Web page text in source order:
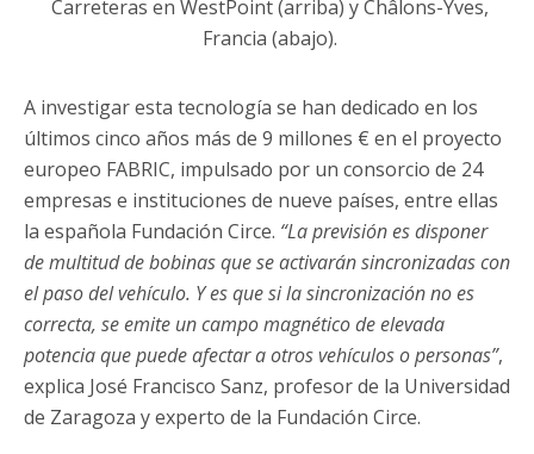
Carreteras en WestPoint (arriba) y Châlons-Yves,
Francia (abajo).
A investigar esta tecnología se han dedicado en los
últimos cinco años más de 9 millones € en el proyecto
europeo FABRIC, impulsado por un consorcio de 24
empresas e instituciones de nueve países, entre ellas
la española Fundación Circe. “La previsión es disponer
de multitud de bobinas que se activarán sincronizadas con
el paso del vehículo. Y es que si la sincronización no es
correcta, se emite un campo magnético de elevada
potencia que puede afectar a otros vehículos o personas”,
explica José Francisco Sanz, profesor de la Universidad
de Zaragoza y experto de la Fundación Circe.